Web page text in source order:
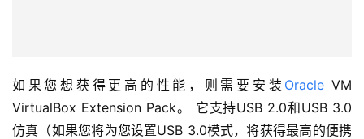
如果您想获得更高的性能，则需要安装 Oracle VM
VirtualBox Extension Pack。 它支持USB 2.0和USB 3.0
仿真（如果您将为您设置USB 3.0模式，将获得最高的便携